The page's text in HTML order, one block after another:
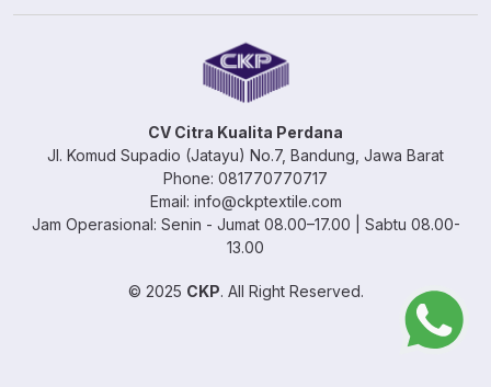
CV Citra Kualita Perdana
Jl. Komud Supadio (Jatayu) No.7, Bandung, Jawa Barat
Phone: 081770770717
Email: info@ckptextile.com
Jam Operasional: Senin - Jumat 08.00–17.00 | Sabtu 08.00-
13.00
© 2025 CKP. All Right Reserved.